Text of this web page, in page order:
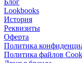
Блог
Lookbooks
История
Реквизиты
Оферта
Политика
Политика файлов